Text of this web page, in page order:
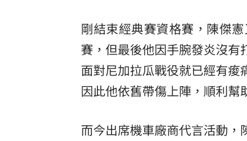
剛結束經典賽資格賽，陳傑
賽，但最後他因手腕發炎沒
面對尼加拉瓜戰役就已經有痠
因此他依舊帶傷上陣，順利幫
而今出席機車廠商代言活動